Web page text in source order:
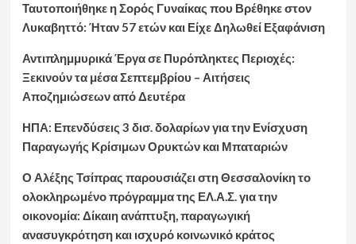
Ταυτοποιήθηκε η Σορός Γυναίκας που Βρέθηκε στον
Λυκαβηττό: Ήταν 57 ετών και Είχε Δηλωθεί Εξαφάνιση
Αντιπλημμυρικά Έργα σε Πυρόπληκτες Περιοχές:
Ξεκινούν τα μέσα Σεπτεμβρίου – Αιτήσεις
Αποζημιώσεων από Δευτέρα
ΗΠΑ: Επενδύσεις 3 δισ. δολαρίων για την Ενίσχυση
Παραγωγής Κρίσιμων Ορυκτών και Μπαταριών
Ο Αλέξης Τσίπρας παρουσιάζει στη Θεσσαλονίκη το
ολοκληρωμένο πρόγραμμα της ΕΛ.Α.Σ. για την
οικονομία: Δίκαιη ανάπτυξη, παραγωγική
ανασυγκρότηση και ισχυρό κοινωνικό κράτος